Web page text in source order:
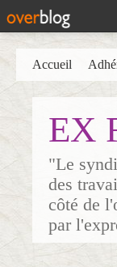
EX
"Le
des
côté de
par
Accueil